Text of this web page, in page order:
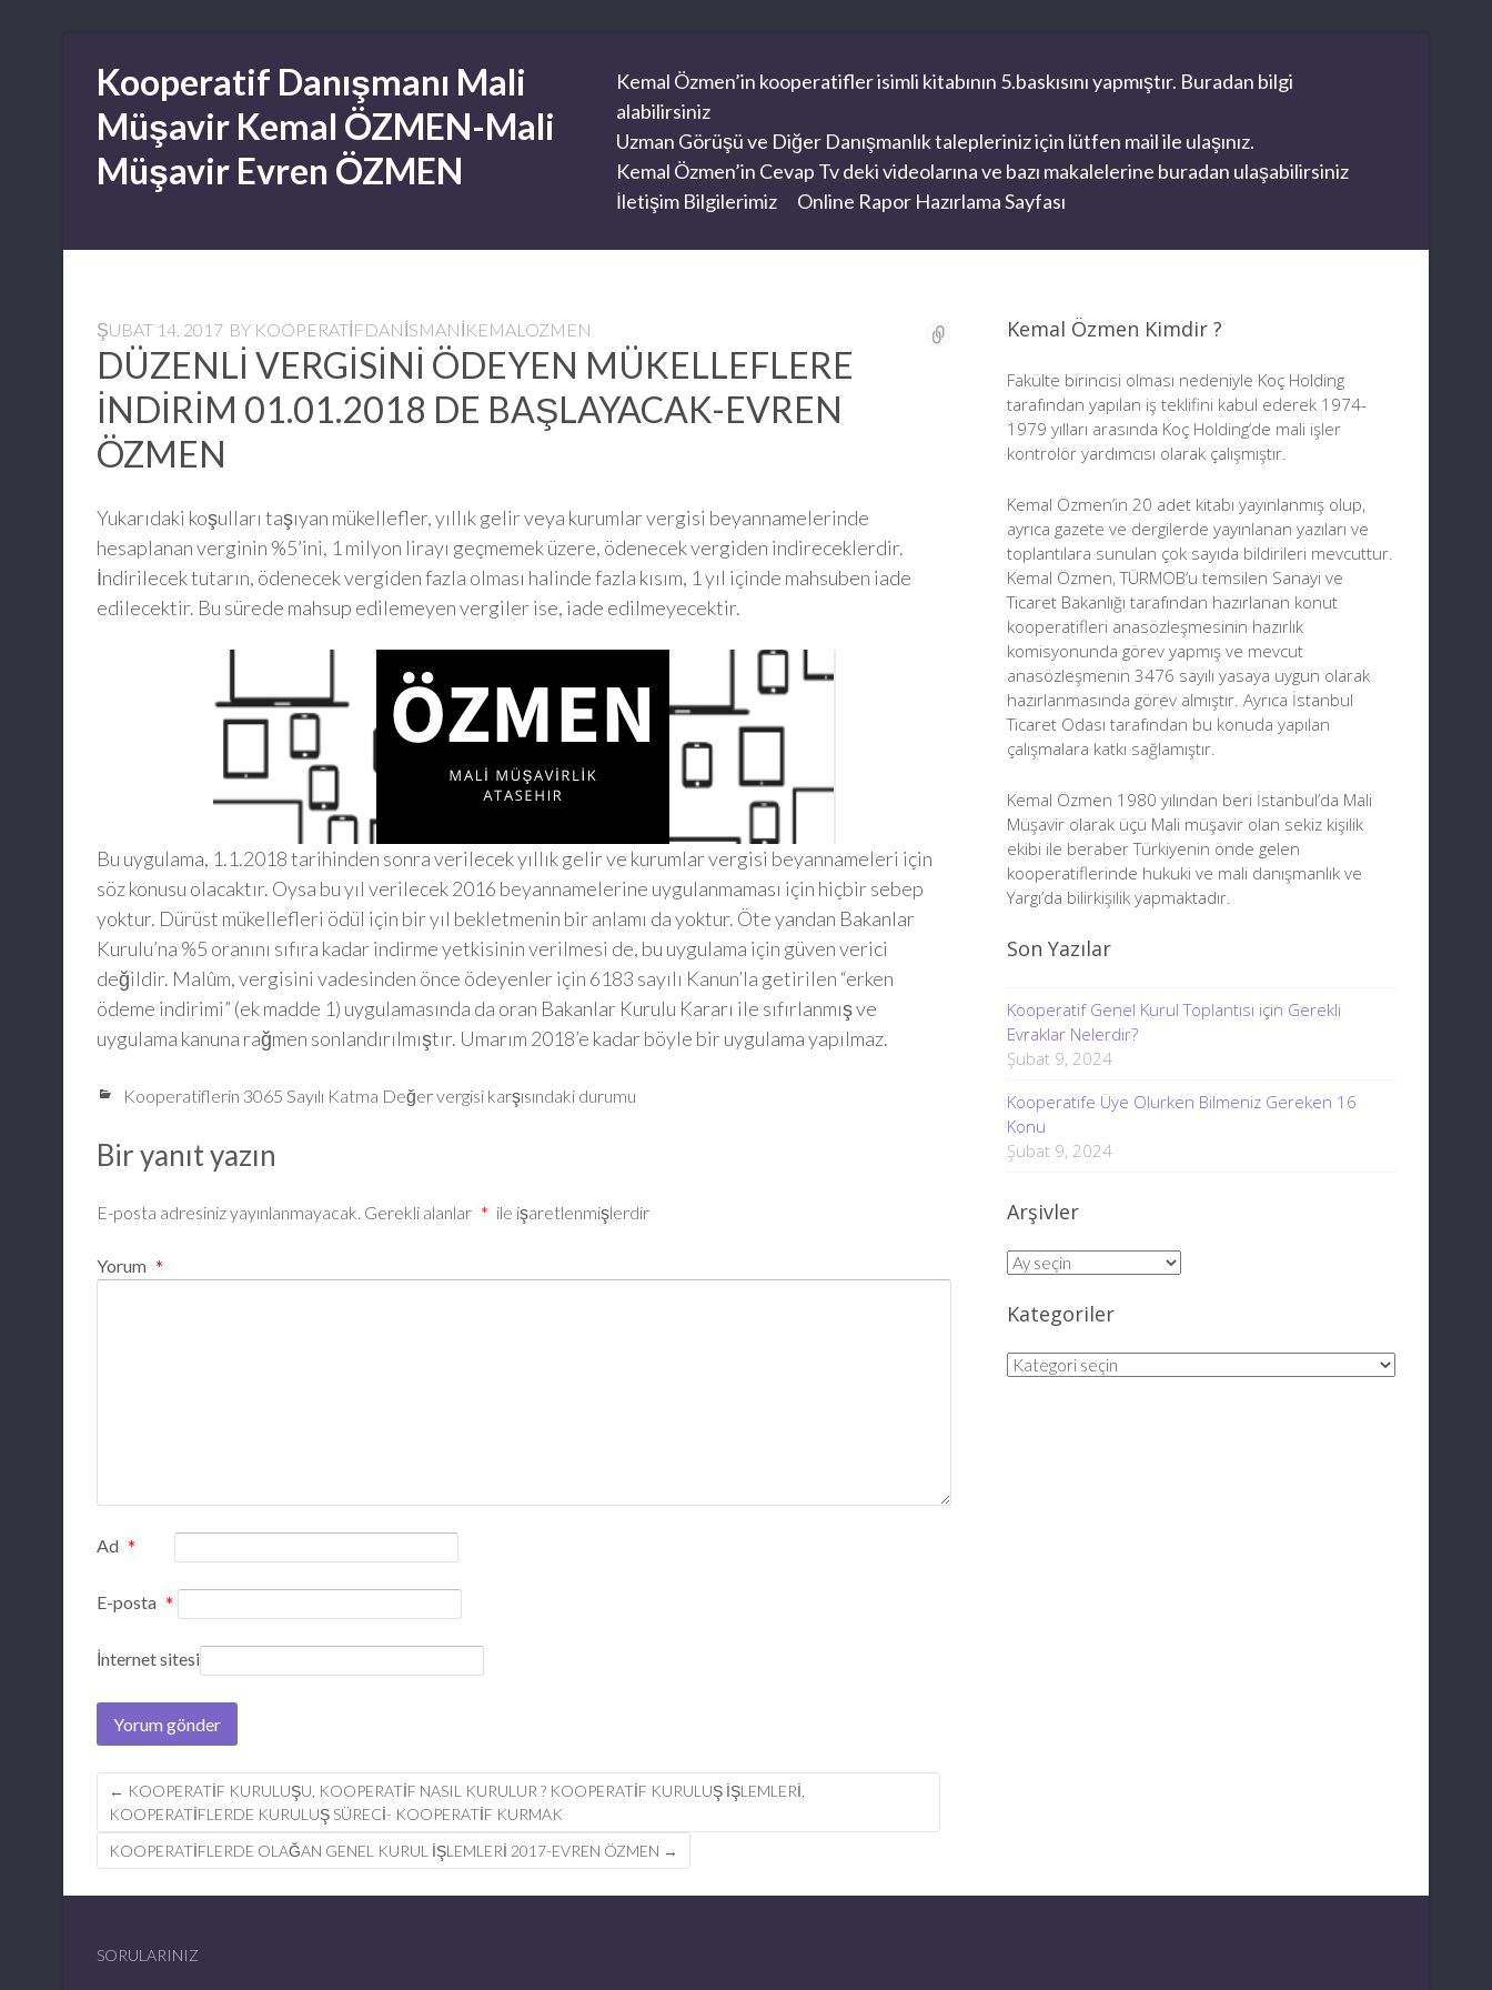
contentKooperatif Danışmanı Mali
Müşavir Kemal ÖZMEN-Mali
Müşavir Evren ÖZMEN
Kemal Özmen’in kooperatifler isimli kitabının 5.baskısını yapmıştır. Buradan bilgi
alabilirsiniz
Uzman Görüşü ve Diğer Danışmanlık talepleriniz için lütfen mail ile ulaşınız.
Kemal Özmen’in Cevap Tv deki videolarına ve bazı makalelerine buradan ulaşabilirsiniz
İletişim Bilgilerimiz
Online Rapor Hazırlama Sayfası
ŞUBAT 14, 2017 BY KOOPERATIFDANISMANIKEMALOZMEN
DÜZENLİ VERGİSİNİ ÖDEYEN MÜKELLEFLERE
İNDİRİM 01.01.2018 DE BAŞLAYACAK-EVREN
ÖZMEN
Yukarıdaki koşulları taşıyan mükellefler, yıllık gelir veya kurumlar vergisi beyannamelerinde
hesaplanan verginin %5’ini, 1 milyon lirayı geçmemek üzere, ödenecek vergiden indireceklerdir.
İndirilecek tutarın, ödenecek vergiden fazla olması halinde fazla kısım, 1 yıl içinde mahsuben iade
edilecektir. Bu sürede mahsup edilemeyen vergiler ise, iade edilmeyecektir.
Bu uygulama, 1.1.2018 tarihinden sonra verilecek yıllık gelir ve kurumlar vergisi beyannameleri için
söz konusu olacaktır. Oysa bu yıl verilecek 2016 beyannamelerine uygulanmaması için hiçbir sebep
yoktur. Dürüst mükellefleri ödül için bir yıl bekletmenin bir anlamı da yoktur. Öte yandan Bakanlar
Kurulu’na %5 oranını sıfıra kadar indirme yetkisinin verilmesi de, bu uygulama için güven verici
değildir. Malûm, vergisini vadesinden önce ödeyenler için 6183 sayılı Kanun’la getirilen “erken
ödeme indirimi” (ek madde 1) uygulamasında da oran Bakanlar Kurulu Kararı ile sıfırlanmış ve
uygulama kanuna rağmen sonlandırılmıştır. Umarım 2018’e kadar böyle bir uygulama yapılmaz.
Kooperatiflerin 3065 Sayılı Katma Değer vergisi karşısındaki durumu
Bir yanıt yazın
E-posta adresiniz yayınlanmayacak. Gerekli alanlar * ile işaretlenmişlerdir
Yorum *
Ad *
E-posta *
İnternet sitesi
Post
navigation
← KOOPERATIF KURULUŞU, KOOPERATIF NASIL KURULUR ? KOOPERATIF KURULUŞ IŞLEMLERI,
KOOPERATIFLERDE KURULUŞ SÜRECI- KOOPERATIF KURMAK
KOOPERATİFLERDE OLAĞAN GENEL KURUL İŞLEMLERİ 2017-EVREN ÖZMEN →
Kemal Özmen Kimdir ?
Fakülte birincisi olması nedeniyle Koç Holding
tarafından yapılan iş teklifini kabul ederek 1974-
1979 yılları arasında Koç Holding’de mali işler
kontrolör yardımcısı olarak çalışmıştır.
Kemal Özmen’in 20 adet kitabı yayınlanmış olup,
ayrıca gazete ve dergilerde yayınlanan yazıları ve
toplantılara sunulan çok sayıda bildirileri mevcuttur.
Kemal Özmen, TÜRMOB’u temsilen Sanayi ve
Ticaret Bakanlığı tarafından hazırlanan konut
kooperatifleri anasözleşmesinin hazırlık
komisyonunda görev yapmış ve mevcut
anasözleşmenin 3476 sayılı yasaya uygun olarak
hazırlanmasında görev almıştır. Ayrıca İstanbul
Ticaret Odası tarafından bu konuda yapılan
çalışmalara katkı sağlamıştır.
Kemal Özmen 1980 yılından beri İstanbul’da Mali
Müşavir olarak üçü Mali müşavir olan sekiz kişilik
ekibi ile beraber Türkiyenin önde gelen
kooperatiflerinde hukuki ve mali danışmanlık ve
Yargı’da bilirkişilik yapmaktadır.
Son Yazılar
Kooperatif Genel Kurul Toplantısı için Gerekli
Evraklar Nelerdir?
Şubat 9, 2024
Kooperatife Üye Olurken Bilmeniz Gereken 16
Konu
Şubat 9, 2024
Arşivler
Arşivler
Kategoriler
Kategoriler
SORULARINIZ